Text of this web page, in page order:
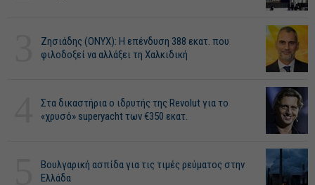
Ζησιάδης (ONYX): Η επένδυση 388 εκατ. που
φιλοδοξεί να αλλάξει τη Χαλκιδική
Στα δικαστήρια ο ιδρυτής της Revolut για το
«χρυσό» superyacht των €350 εκατ.
Βουλγαρική ασπίδα για τις τιμές ρεύματος στην
Ελλάδα